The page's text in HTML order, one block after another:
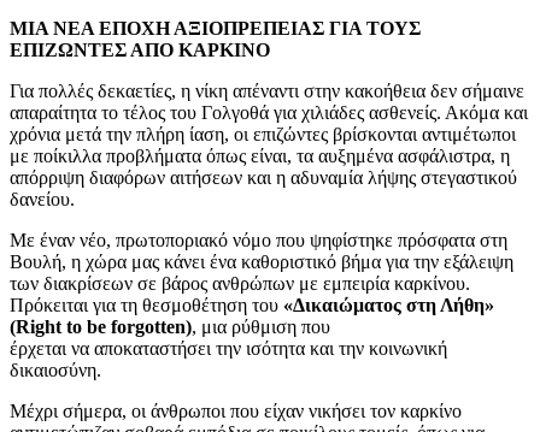
ΜΙΑ ΝΕΑ ΕΠΟΧΗ ΑΞΙΟΠΡΕΠΕΙΑΣ ΓΙΑ ΤΟΥΣ
ΕΠΙΖΩΝΤΕΣ ΑΠΟ ΚΑΡΚΙΝΟ
Για πολλές δεκαετίες, η νίκη απέναντι στην κακοήθεια δεν σήμαινε
απαραίτητα το τέλος του Γολγοθά για χιλιάδες ασθενείς. Ακόμα και
χρόνια μετά την πλήρη ίαση, οι επιζώντες βρίσκονται αντιμέτωποι
με ποίκιλλα προβλήματα όπως είναι, τα αυξημένα ασφάλιστρα, η
απόρριψη διαφόρων αιτήσεων και η αδυναμία λήψης στεγαστικού
δανείου.
Με έναν νέο, πρωτοποριακό νόμο που ψηφίστηκε πρόσφατα στη
Βουλή, η χώρα μας κάνει ένα καθοριστικό βήμα για την εξάλειψη
των διακρίσεων σε βάρος ανθρώπων με εμπειρία καρκίνου.
Πρόκειται για τη θεσμοθέτηση του «Δικαιώματος στη Λήθη»
(Right to be forgotten), μια ρύθμιση που
έρχεται να αποκαταστήσει την ισότητα και την κοινωνική
δικαιοσύνη.
Μέχρι σήμερα, οι άνθρωποι που είχαν νικήσει τον καρκίνο